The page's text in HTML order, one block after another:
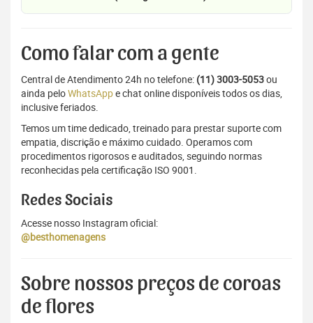
Como falar com a gente
Central de Atendimento 24h no telefone: (11) 3003-5053ou
ainda peloWhatsAppe chat online disponíveis todos os dias,
inclusive feriados.
Temos um time dedicado, treinado para prestar suporte com
empatia, discrição e máximo cuidado. Operamos com
procedimentos rigorosos e auditados, seguindo normas
reconhecidas pela certificação ISO 9001.
Redes Sociais
Acesse nosso Instagram oficial:
@besthomenagens
Sobre nossos preços de coroas
de flores